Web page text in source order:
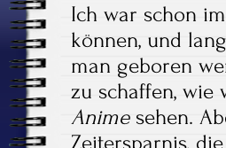
Ich war schon
können, und
man geboren
zu schaffen, wie
Anime sehen.
Zeitersparnis,